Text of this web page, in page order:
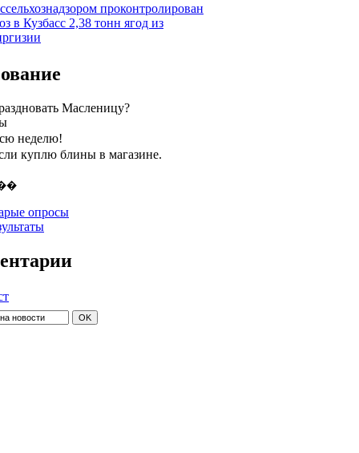
проконтролирован
в Кузбасс 2,38 тонн ягод из
Масленицу?
неделю!
куплю блины в магазине.
опросы